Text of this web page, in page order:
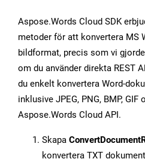
Aspose.Words Cloud SDK
metoder för att konvertera MS
bildformat, precis som vi
om du använder direkta REST
du enkelt konvertera Word-
inklusive JPEG, PNG, BMP, GIF
Aspose.Words Cloud API.
Skapa
konvertera TXT dokument